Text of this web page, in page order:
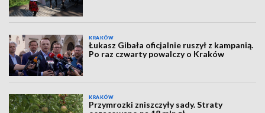
KRAKÓW
Łukasz Gibała oficjalnie ruszył z kampanią.
Po raz czwarty powalczy o Kraków
KRAKÓW
Przymrozki zniszczyły sady. Straty